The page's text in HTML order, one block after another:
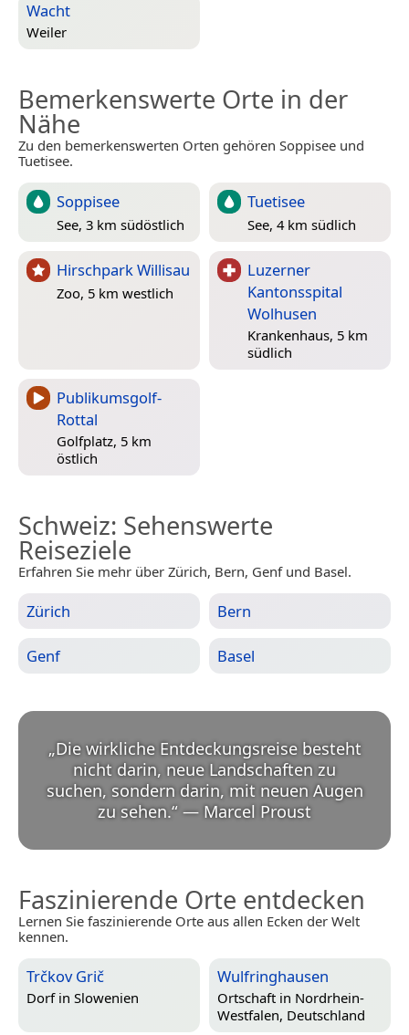
Wacht
Weiler
Bemerkenswerte Orte in der
Nähe
Zu den bemerkenswerten Orten gehören Soppisee und
Tuetisee.
Soppisee
See, 3 km südöstlich
Tuetisee
See, 4 km südlich
Hirschpark Willisau
Zoo, 5 km westlich
Luzerner
Kantonsspital
Wolhusen
Krankenhaus, 5 km
südlich
Publikumsgolf-
Rottal
Golfplatz, 5 km
östlich
Schweiz: Sehenswerte
Reiseziele
Erfahren Sie mehr über Zürich, Bern, Genf und Basel.
Zürich Bern
Genf Basel
„Die wirkliche Entdeckungsreise besteht
nicht darin, neue Landschaften zu
suchen, sondern darin, mit neuen Augen
zu sehen.“ — Marcel Proust
Faszinierende Orte entdecken
Lernen Sie faszinierende Orte aus allen Ecken der Welt
kennen.
Trčkov Grič
Dorf in Slowenien
Wulfringhausen
Ortschaft in Nordrhein-
Westfalen, Deutschland